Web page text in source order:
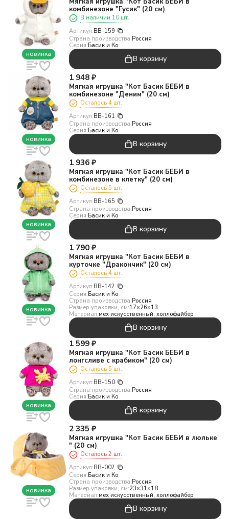
новинка
комбинезоне "Гусик" (20 см)
В наличии 10 шт.
Артикул:BB-159
Страна производства:Россия
Серия:Басик и Ко
В корзину
новинка
1 948 ₽
Мягкая игрушка "Кот Басик БЕБИ в
комбинезоне "Деним" (20 см)
Осталось 4 шт.
Артикул:BB-161
Страна производства:Россия
Серия:Басик и Ко
В корзину
новинка
1 936 ₽
Мягкая игрушка "Кот Басик БЕБИ в
комбинезоне в клетку" (20 см)
Осталось 5 шт.
Артикул:BB-165
Страна производства:Россия
Серия:Басик и Ко
В корзину
новинка
1 790 ₽
Мягкая игрушка "Кот Басик БЕБИ в
курточке "Дракончик" (20 см)
Осталось 4 шт.
Артикул:BB-142
Серия:Басик и Ко
Страна производства:Россия
Размер упаковки, см:17×26×13
Материал:мех искусственный, холлофайбер
В корзину
новинка
1 599 ₽
Мягкая игрушка "Кот Басик БЕБИ в
лонгсливе с крабиком" (20 см)
Осталось 5 шт.
Артикул:BB-150
Страна производства:Россия
Серия:Басик и Ко
В корзину
новинка
2 335 ₽
Мягкая игрушка "Кот Басик БЕБИ в люльке
" (20 см)
Осталось 2 шт.
Артикул:BB-002
Серия:Басик и Ко
Страна производства:Россия
Размер упаковки, см:23×31×18
Материал:мех искусственный, холлофайбер
В корзину